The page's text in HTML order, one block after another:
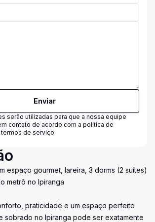
Enviar
serão utilizadas para que a nossa equipe
contato de acordo com a política de
de serviço
espaço gourmet, lareira, 3 dorms (2 suítes)
metrô no Ipiranga
praticidade e um espaço perfeito
sobrado no Ipiranga pode ser exatamente